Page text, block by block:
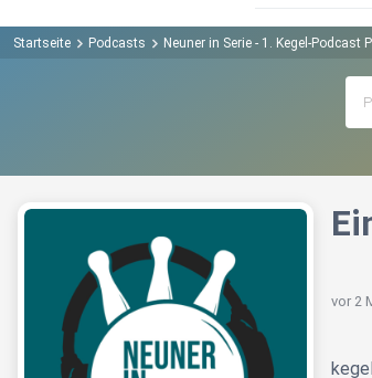
Startseite Podcasts Neuner in Serie - 1. Kegel-Podcast
vor 2